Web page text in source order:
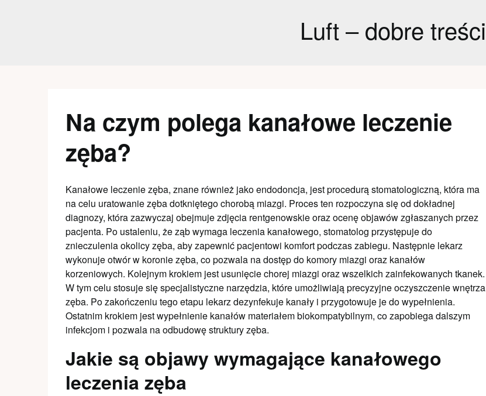
Luft – dobre treści
Na czym polega kanałowe leczenie
zęba?
Kanałowe leczenie zęba, znane również jako endodoncja, jest procedurą stomatologiczną, która ma
na celu uratowanie zęba dotkniętego chorobą miazgi. Proces ten rozpoczyna się od dokładnej
diagnozy, która zazwyczaj obejmuje zdjęcia rentgenowskie oraz ocenę objawów zgłaszanych przez
pacjenta. Po ustaleniu, że ząb wymaga leczenia kanałowego, stomatolog przystępuje do
znieczulenia okolicy zęba, aby zapewnić pacjentowi komfort podczas zabiegu. Następnie lekarz
wykonuje otwór w koronie zęba, co pozwala na dostęp do komory miazgi oraz kanałów
korzeniowych. Kolejnym krokiem jest usunięcie chorej miazgi oraz wszelkich zainfekowanych tkanek.
W tym celu stosuje się specjalistyczne narzędzia, które umożliwiają precyzyjne oczyszczenie wnętrza
zęba. Po zakończeniu tego etapu lekarz dezynfekuje kanały i przygotowuje je do wypełnienia.
Ostatnim krokiem jest wypełnienie kanałów materiałem biokompatybilnym, co zapobiega dalszym
infekcjom i pozwala na odbudowę struktury zęba.
Jakie są objawy wymagające kanałowego
leczenia zęba